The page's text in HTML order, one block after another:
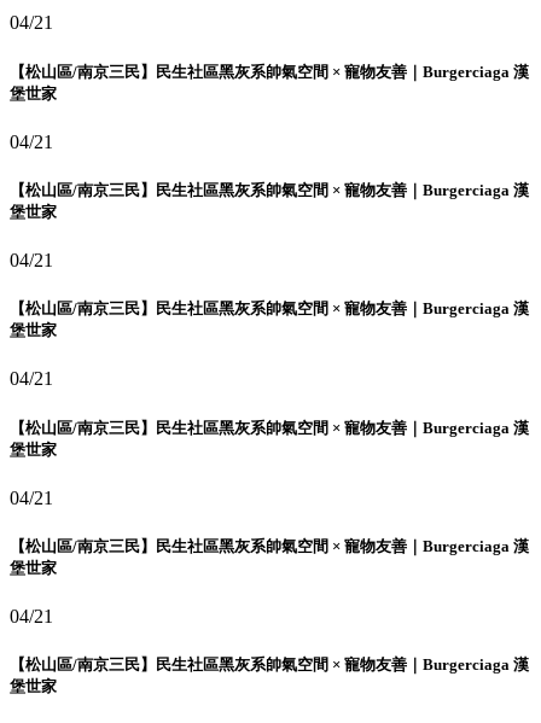
04/21
【松山區/南京三民】民生社區黑灰系帥氣空間 × 寵物友善｜Burgerciaga 漢
堡世家
04/21
【松山區/南京三民】民生社區黑灰系帥氣空間 × 寵物友善｜Burgerciaga 漢
堡世家
04/21
【松山區/南京三民】民生社區黑灰系帥氣空間 × 寵物友善｜Burgerciaga 漢
堡世家
04/21
【松山區/南京三民】民生社區黑灰系帥氣空間 × 寵物友善｜Burgerciaga 漢
堡世家
04/21
【松山區/南京三民】民生社區黑灰系帥氣空間 × 寵物友善｜Burgerciaga 漢
堡世家
04/21
【松山區/南京三民】民生社區黑灰系帥氣空間 × 寵物友善｜Burgerciaga 漢
堡世家